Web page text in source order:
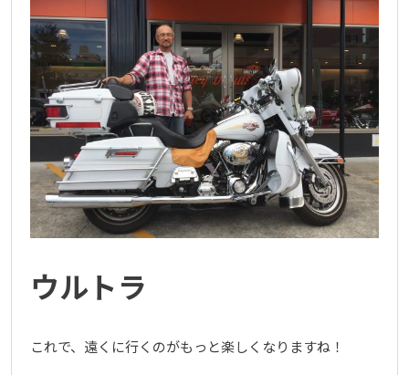
ウルトラ
これで、遠くに行くのがもっと楽しくなりますね！